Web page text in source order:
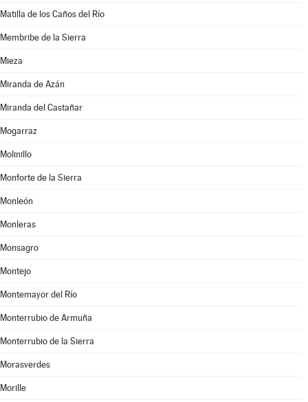
Matilla de los Caños del Río
Membribe de la Sierra
Mieza
Miranda de Azán
Miranda del Castañar
Mogarraz
Molinillo
Monforte de la Sierra
Monleón
Monleras
Monsagro
Montejo
Montemayor del Río
Monterrubio de Armuña
Monterrubio de la Sierra
Morasverdes
Morille